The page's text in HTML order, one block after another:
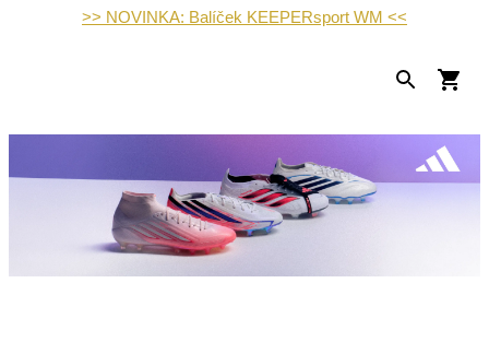
>> NOVINKA: Balíček KEEPERsport WM <<